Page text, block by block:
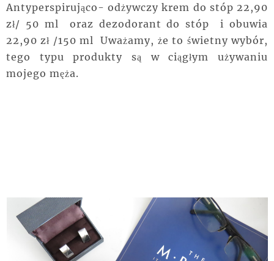
Antyperspirująco- odżywczy krem do stóp 22,90
zł/ 50 ml oraz dezodorant do stóp i obuwia
22,90 zł /150 ml Uważamy, że to świetny wybór,
tego typu produkty są w ciągłym używaniu
mojego męża.